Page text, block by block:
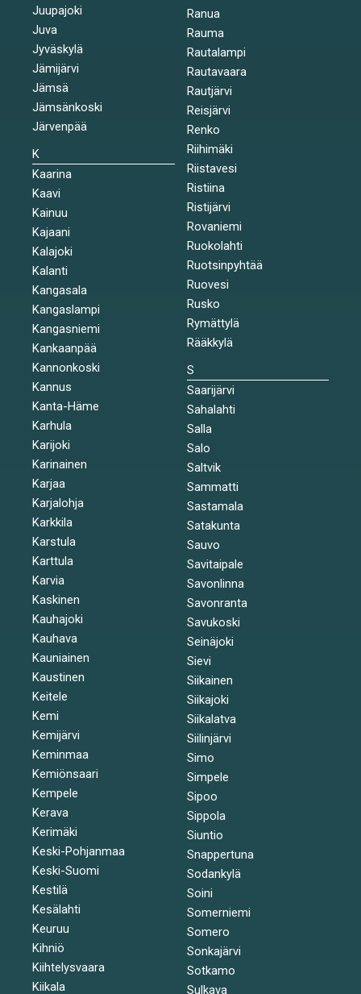
Juupajoki
Juva
Jyväskylä
Jämijärvi
Jämsä
Jämsänkoski
Järvenpää
K
Kaarina
Kaavi
Kainuu
Kajaani
Kalajoki
Kalanti
Kangasala
Kangaslampi
Kangasniemi
Kankaanpää
Kannonkoski
Kannus
Kanta-Häme
Karhula
Karijoki
Karinainen
Karjaa
Karjalohja
Karkkila
Karstula
Karttula
Karvia
Kaskinen
Kauhajoki
Kauhava
Kauniainen
Kaustinen
Keitele
Kemi
Kemijärvi
Keminmaa
Kemiönsaari
Kempele
Kerava
Kerimäki
Keski-Pohjanmaa
Keski-Suomi
Kestilä
Kesälahti
Keuruu
Kihniö
Kiihtelysvaara
Kiikala
Ranua
Rauma
Rautalampi
Rautavaara
Rautjärvi
Reisjärvi
Renko
Riihimäki
Riistavesi
Ristiina
Ristijärvi
Rovaniemi
Ruokolahti
Ruotsinpyhtää
Ruovesi
Rusko
Rymättylä
Rääkkylä
S
Saarijärvi
Sahalahti
Salla
Salo
Saltvik
Sammatti
Sastamala
Satakunta
Sauvo
Savitaipale
Savonlinna
Savonranta
Savukoski
Seinäjoki
Sievi
Siikainen
Siikajoki
Siikalatva
Siilinjärvi
Simo
Simpele
Sipoo
Sippola
Siuntio
Snappertuna
Sodankylä
Soini
Somerniemi
Somero
Sonkajärvi
Sotkamo
Sulkava